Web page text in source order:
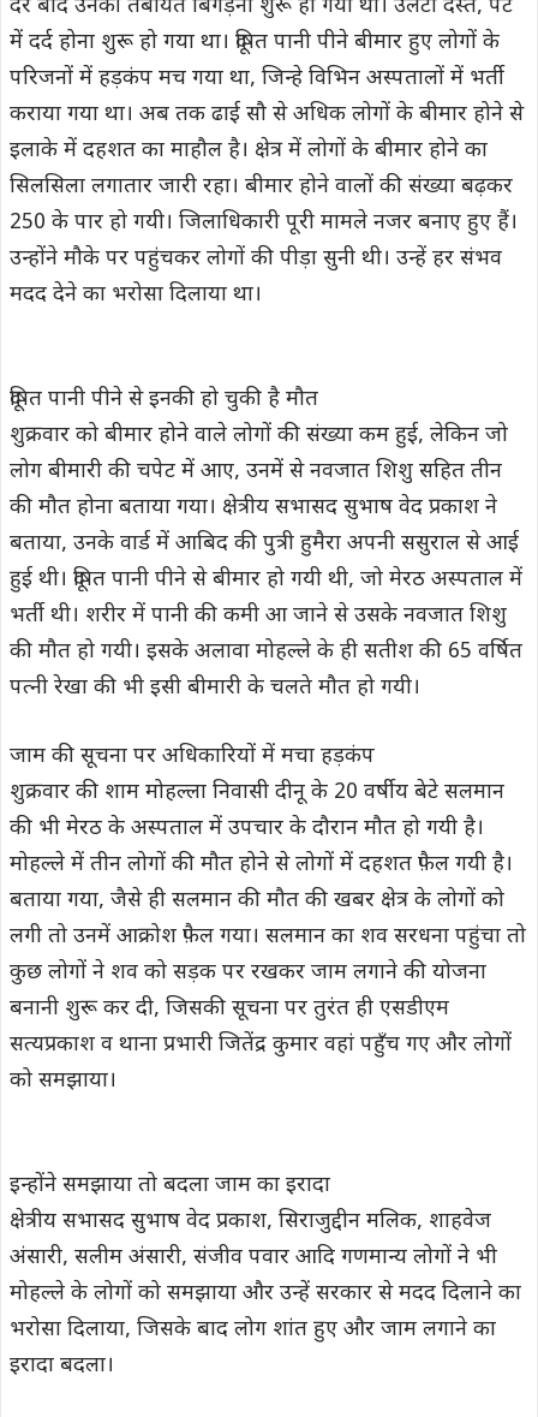
देर बाद उनकी तबीयत बिगड़नी शुरू हो गयी थी। उलटी दस्त, पेट
में दर्द होना शुरू हो गया था। दूषित पानी पीने बीमार हुए लोगों के
परिजनों में हड़कंप मच गया था, जिन्हे विभिन अस्पतालों में भर्ती
कराया गया था। अब तक ढाई सौ से अधिक लोगों के बीमार होने से
इलाके में दहशत का माहौल है। क्षेत्र में लोगों के बीमार होने का
सिलसिला लगातार जारी रहा। बीमार होने वालों की संख्या बढ़कर
250 के पार हो गयी। जिलाधिकारी पूरी मामले नजर बनाए हुए हैं।
उन्होंने मौके पर पहुंचकर लोगों की पीड़ा सुनी थी। उन्हें हर संभव
मदद देने का भरोसा दिलाया था।
दूषित पानी पीने से इनकी हो चुकी है मौत
शुक्रवार को बीमार होने वाले लोगों की संख्या कम हुई, लेकिन जो
लोग बीमारी की चपेट में आए, उनमें से नवजात शिशु सहित तीन
की मौत होना बताया गया। क्षेत्रीय सभासद सुभाष वेद प्रकाश ने
बताया, उनके वार्ड में आबिद की पुत्री हुमैरा अपनी ससुराल से आई
हुई थी। दूषित पानी पीने से बीमार हो गयी थी, जो मेरठ अस्पताल में
भर्ती थी। शरीर में पानी की कमी आ जाने से उसके नवजात शिशु
की मौत हो गयी। इसके अलावा मोहल्ले के ही सतीश की 65 वर्षित
पत्नी रेखा की भी इसी बीमारी के चलते मौत हो गयी।
जाम की सूचना पर अधिकारियों में मचा हड़कंप
शुक्रवार की शाम मोहल्ला निवासी दीनू के 20 वर्षीय बेटे सलमान
की भी मेरठ के अस्पताल में उपचार के दौरान मौत हो गयी है।
मोहल्ले में तीन लोगों की मौत होने से लोगों में दहशत फ़ैल गयी है।
बताया गया, जैसे ही सलमान की मौत की खबर क्षेत्र के लोगों को
लगी तो उनमें आक्रोश फ़ैल गया। सलमान का शव सरधना पहुंचा तो
कुछ लोगों ने शव को सड़क पर रखकर जाम लगाने की योजना
बनानी शुरू कर दी, जिसकी सूचना पर तुरंत ही एसडीएम
सत्यप्रकाश व थाना प्रभारी जितेंद्र कुमार वहां पहुँच गए और लोगों
को समझाया।
इन्होंने समझाया तो बदला जाम का इरादा
क्षेत्रीय सभासद सुभाष वेद प्रकाश, सिराजुद्दीन मलिक, शाहवेज
अंसारी, सलीम अंसारी, संजीव पवार आदि गणमान्य लोगों ने भी
मोहल्ले के लोगों को समझाया और उन्हें सरकार से मदद दिलाने का
भरोसा दिलाया, जिसके बाद लोग शांत हुए और जाम लगाने का
इरादा बदला।